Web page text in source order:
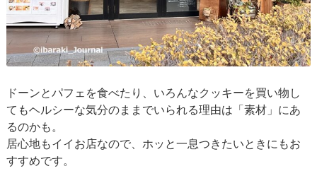
ドーンとパフェを食べたり、いろんなクッキーを買い物し
てもヘルシーな気分のままでいられる理由は「素材」にあ
るのかも。
居心地もイイお店なので、ホッと一息つきたいときにもお
すすめです。